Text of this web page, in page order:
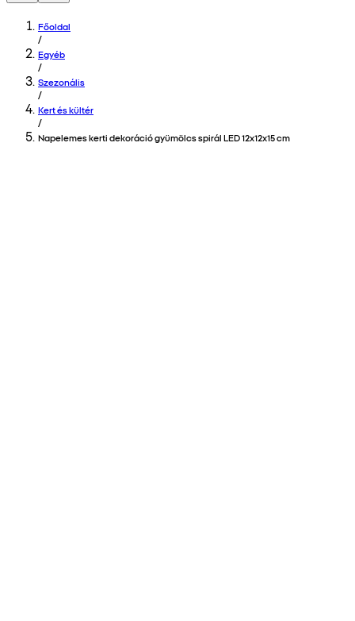
Főoldal
/
Egyéb
/
Szezonális
/
Kert és kültér
/
Napelemes kerti dekoráció gyümölcs spirál LED 12x12x15 cm